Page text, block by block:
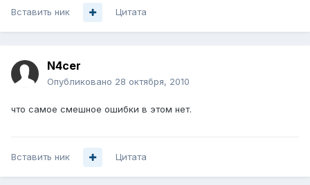
Вставить ник Цитата
N4cer
Опубликовано 28 октября, 2010
что самое смешное ошибки в этом нет.
Вставить ник Цитата